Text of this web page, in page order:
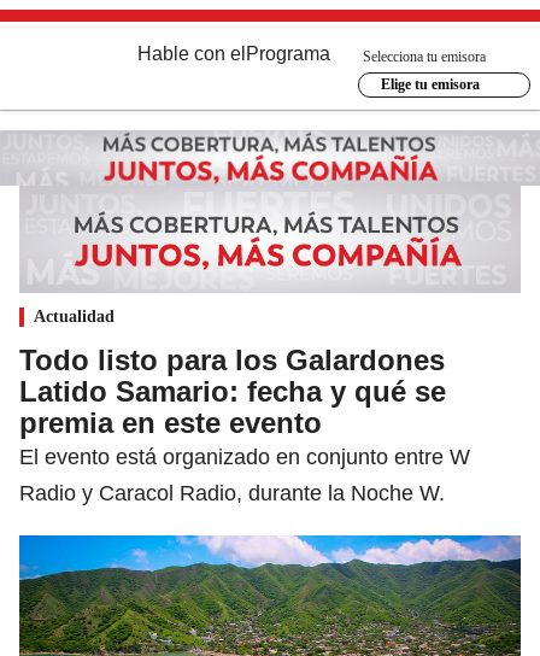
Hable con el Programa
Selecciona tu emisora
Elige tu emisora
Actualidad
Todo listo para los Galardones
Latido Samario: fecha y qué se
premia en este evento
El evento está organizado en conjunto entre W
Radio y Caracol Radio, durante la Noche W.